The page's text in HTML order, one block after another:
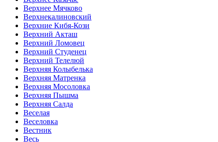
Верхнее Мячково
Верхнекалиновский
Верхние Кибя-Кози
Верхний Акташ
Верхний Ломовец
Верхний Студенец
Верхний Телелюй
Верхняя Колыбелька
Верхняя Матренка
Верхняя Мосоловка
Верхняя Пышма
Верхняя Салда
Веселая
Веселовка
Вестник
Весь